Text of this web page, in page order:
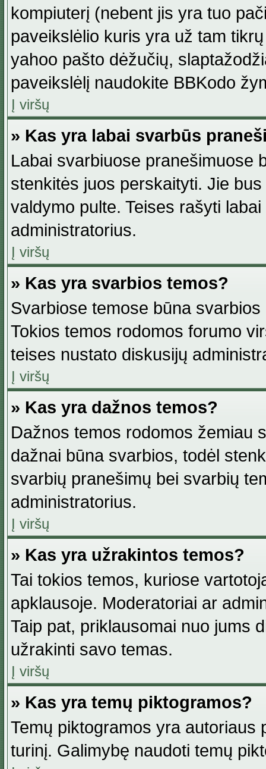
kompiuterį (nebent jis yra tuo
paveikslėlio kuris yra už tam
yahoo pašto dėžučių,
paveikslėlį naudokite BBKodo
Į viršų
» Kas yra labai svarbūs
Labai svarbiuose pranešimuose
stenkitės juos perskaityti. Jie
valdymo pulte. Teises rašyti
administratorius.
Į viršų
» Kas yra svarbios temos?
Svarbiose temose būna
Tokios temos rodomos forumo
teises nustato diskusijų
Į viršų
» Kas yra dažnos temos?
Dažnos temos rodomos žemiau
dažnai būna svarbios, todėl
svarbių pranešimų bei svarbių
administratorius.
Į viršų
» Kas yra užrakintos temos?
Tai tokios temos, kuriose
apklausoje. Moderatoriai ar
Taip pat, priklausomai nuo jums
užrakinti savo temas.
Į viršų
» Kas yra temų piktogramos?
Temų piktogramos yra autoriaus
turinį. Galimybę naudoti temų